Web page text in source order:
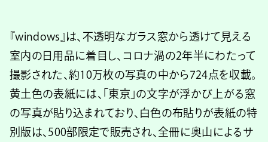
『windows』は、不透明なガラス窓から透けて見える
室内の日用品に着目し、コロナ渦の2年半にわたって
撮影された、約10万枚の写真の中から724点を収載。
黄土色の表紙には、「東京」の文字が浮かび上がる窓
の写真が貼り込まれており、白色の布貼りが表紙の特
別版は、500部限定で販売され、全冊に奥山によるサ